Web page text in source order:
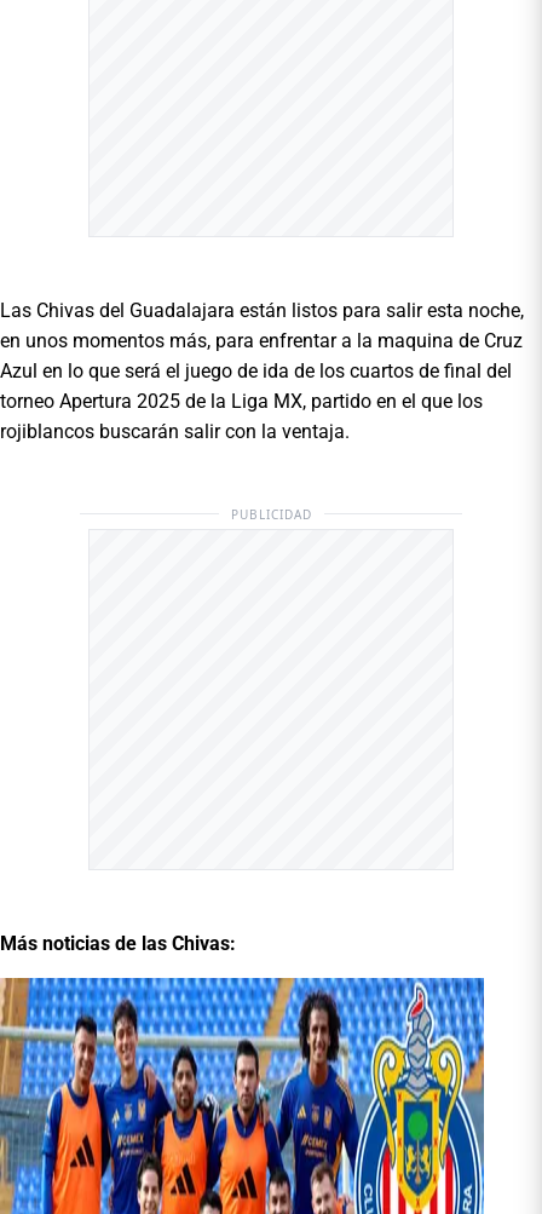
Las Chivas del Guadalajara están listos para salir esta noche,
en unos momentos más, para enfrentar a la maquina de Cruz
Azul en lo que será el juego de ida de los cuartos de final del
torneo Apertura 2025 de la Liga MX, partido en el que los
rojiblancos buscarán salir con la ventaja.
PUBLICIDAD
Más noticias de las Chivas: